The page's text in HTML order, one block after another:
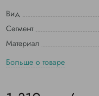
Вид
Сегмент
Материал
Больше о товаре